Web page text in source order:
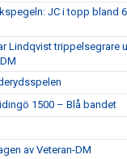
JC i topp bland
Lindqvist trippelsegrare
1500 – Blå bandet
av Veteran-DM